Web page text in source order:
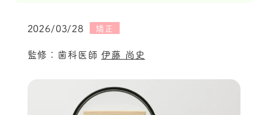
2026/03/28 矯正
監修：歯科医師 伊藤 尚史